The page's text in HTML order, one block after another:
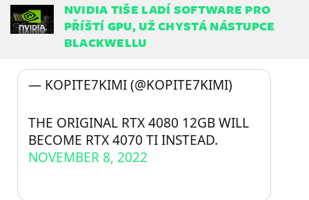
NVIDIA TIŠE LADÍ SOFTWARE PRO
PŘÍŠTÍ GPU, UŽ CHYSTÁ NÁSTUPCE
BLACKWELLU
THE ORIGINAL RTX 4080 12GB WILL
BECOME RTX 4070 TI INSTEAD.
— KOPITE7KIMI (@KOPITE7KIMI)
NOVEMBER 8, 2022